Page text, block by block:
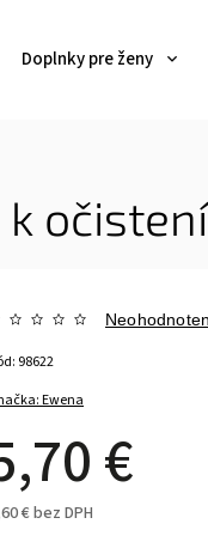
Doplnky pre ženy
k
Ewena
€
€ bez DPH
98622